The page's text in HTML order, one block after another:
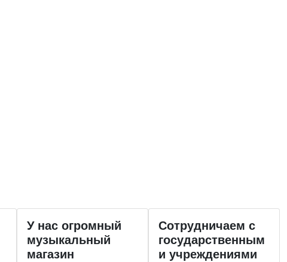
У нас огромный
музыкальный
магазин
Сотрудничаем с
государственным
и учреждениями